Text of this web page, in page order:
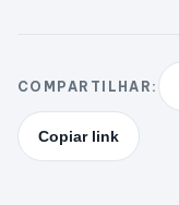
COMPARTILHAR:
Copiar link